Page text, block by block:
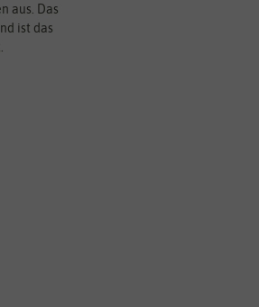
aus. Das
ist das